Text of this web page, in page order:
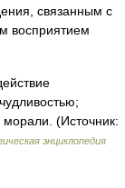
связанным с
восприятием
(Источник:
энциклопедия